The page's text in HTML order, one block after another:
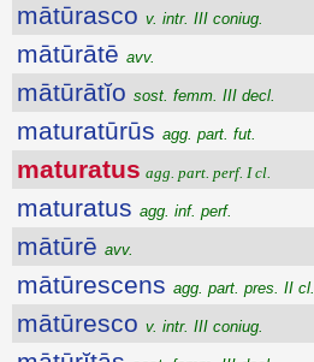
mātūrasco v. intr. III coniug.
mātūrātē avv.
mātūrātĭo sost. femm. III decl.
maturatūrūs agg. part. fut.
maturatus agg. part. perf. I cl.
maturatus agg. inf. perf.
mātūrē avv.
mātūrescens agg. part. pres. II cl.
mātūresco v. intr. III coniug.